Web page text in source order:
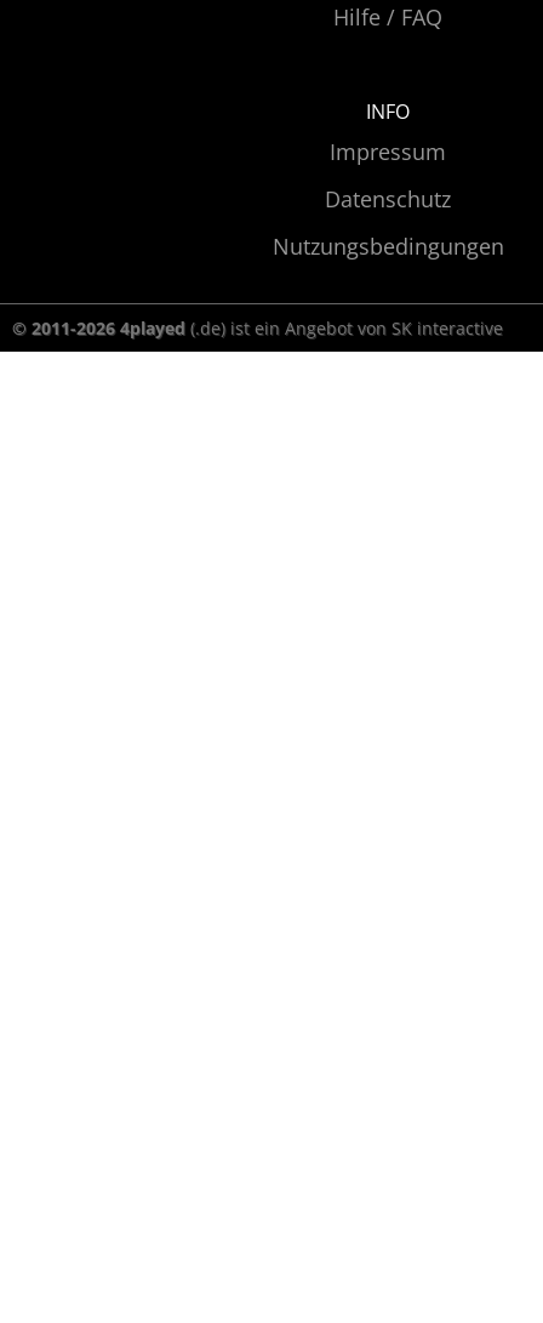
Hilfe / FAQ
INFO
Impressum
Datenschutz
Nutzungsbedingungen
© 2011-2026 4played (.de) ist ein Angebot von SK interactive